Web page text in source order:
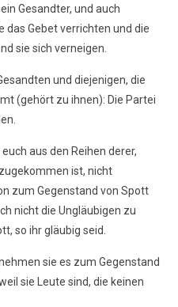
Gesandter, und auch
das Gebet verrichten und die
sie sich verneigen.
und diejenigen, die
(gehört zu ihnen): Die Partei
aus den Reihen derer,
ist, nicht
zum Gegenstand von Spott
nicht die Ungläubigen zu
so ihr gläubig seid.
sie es zum Gegenstand
sie Leute sind, die keinen